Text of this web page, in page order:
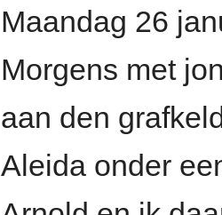
Maandag 26
Morgens met
aan den
Aleida onder